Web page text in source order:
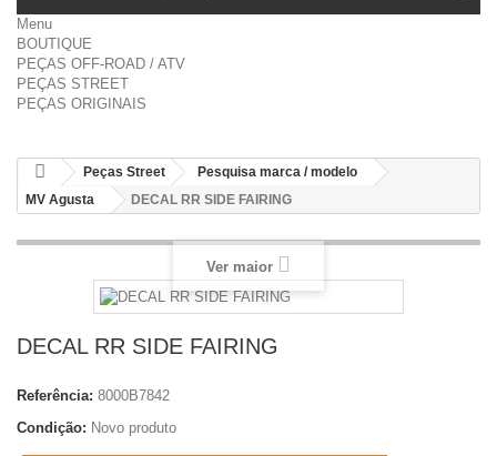
Menu
BOUTIQUE
PEÇAS OFF-ROAD / ATV
PEÇAS STREET
PEÇAS ORIGINAIS
Peças Street
Pesquisa marca / modelo
MV Agusta
DECAL RR SIDE FAIRING
Ver maior
DECAL RR SIDE FAIRING
Referência: 8000B7842
Condição: Novo produto